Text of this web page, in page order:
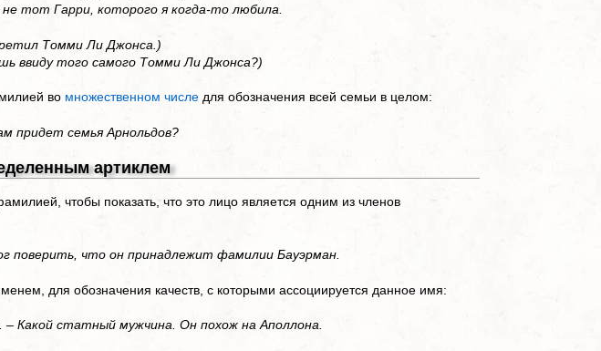
тот Гарри, которого я когда-то любила.
Томми Ли Джонса.)
ввиду того самого Томми Ли Джонса?)
во множественном числе для обозначения всей семьи в целом:
придет семья Арнольдов?
артиклем
чтобы показать, что это лицо является одним из членов
поверить, что он принадлежит фамилии Бауэрман.
для обозначения качеств, с которыми ассоциируется данное имя:
. – Какой статный мужчина. Он похож на Аполлона.